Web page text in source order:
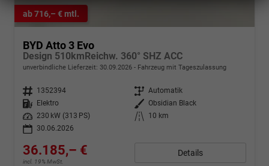
ab 716,– € mtl.
BYD Atto 3 Evo
Design 510kmReichw. 360° SHZ ACC
unverbindliche Lieferzeit: 30.09.2026 Fahrzeug mit Tageszulassung
Fahrzeugnr. 1352394 Getriebe Automatik
Kraftstoff
Elektro Außenfarbe Obsidian Black
Leistung
230 kW (313 PS) Kilometerstand
10 km
30.06.2026
36.185,– €
incl. 19% MwSt.
Details